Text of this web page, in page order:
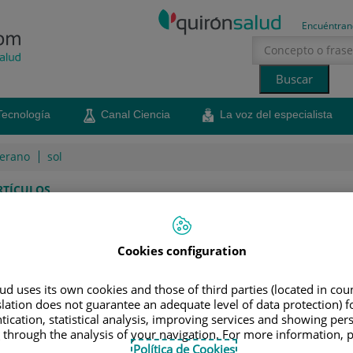
Canal Ciencia La voz del especialista
sol
las picaduras de
cuáles son ciertos y cuáles no, no te preocupes.
realmente
Compartir 18 de agosto de 2015
Cookies configuration
uses its own cookies and those of third parties (located in
does not guarantee an adequate level of data protection)
statistical analysis, improving services and showing
the analysis of your navigation. For more information,
Política de Cookies